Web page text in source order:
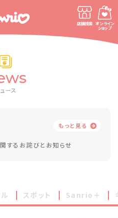
店舗検索 オンライン
ショップ
ース
もっと見る
するお詫びとお知らせ
スポット Sanrio＋